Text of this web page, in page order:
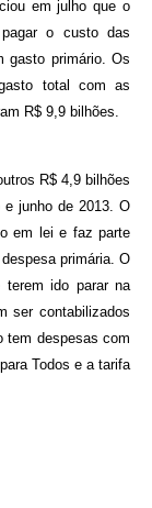
em julho que o
o custo das
gasto primário. Os
total com as
R$ 9,9 bilhões.
R$ 4,9 bilhões
junho de 2013. O
em lei e faz parte
primária. O
terem ido parar na
ser contabilizados
tem despesas com
Todos e a tarifa